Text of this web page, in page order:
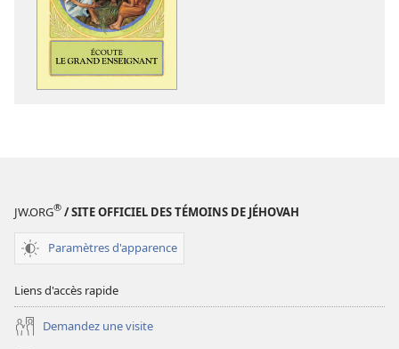
JW.ORG® / SITE OFFICIEL DES TÉMOINS DE JÉHOVAH
Paramètres d'apparence
Liens d'accès rapide
Demandez une visite